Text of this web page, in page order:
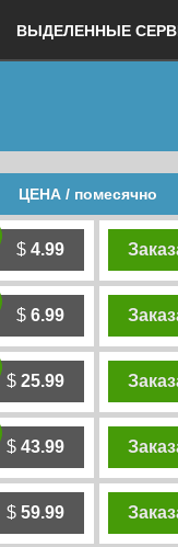
ВЫДЕЛЕННЫЕ
ЦЕНА / помесячно
$ 4.99
$ 6.99
$ 25.99
$ 43.99
$ 59.99